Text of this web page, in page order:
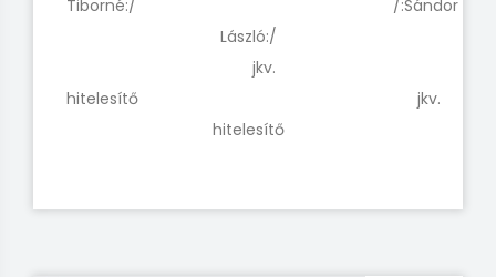
Tiborné:/ /:Sándor
László:/
jkv.
hitelesítő jkv.
hitelesítő